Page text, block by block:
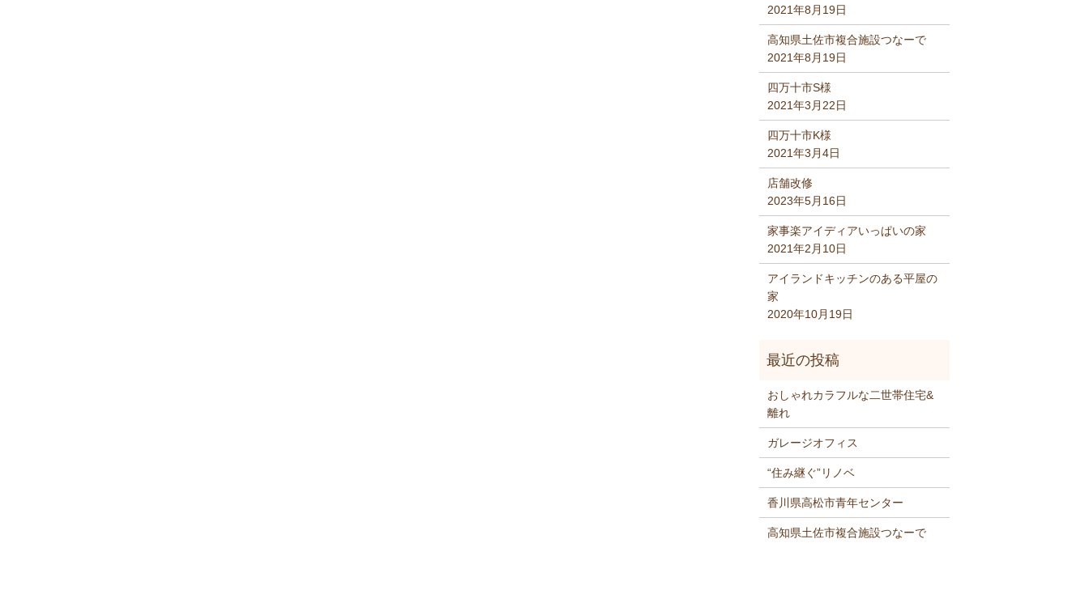
2021年8月19日
高知県土佐市複合施設つなーで
2021年8月19日
四万十市S様
2021年3月22日
四万十市K様
2021年3月4日
店舗改修
2023年5月16日
家事楽アイディアいっぱいの家
2021年2月10日
アイランドキッチンのある平屋の
家
2020年10月19日
おしゃれカラフルな二世帯住宅&
離れ
ガレージオフィス
“住み継ぐ”リノベ
香川県高松市青年センター
高知県土佐市複合施設つなーで